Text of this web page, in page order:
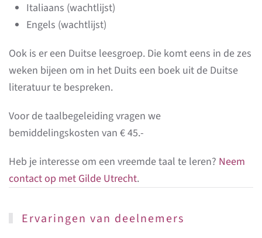
Italiaans (wachtlijst)
Engels (wachtlijst)
Ook is er een Duitse leesgroep. Die komt eens in de zes
weken bijeen om in het Duits een boek uit de Duitse
literatuur te bespreken.
Voor de taalbegeleiding vragen we
bemiddelingskosten van € 45.-
Heb je interesse om een vreemde taal te leren? Neem
contact op met Gilde Utrecht.
Ervaringen van deelnemers